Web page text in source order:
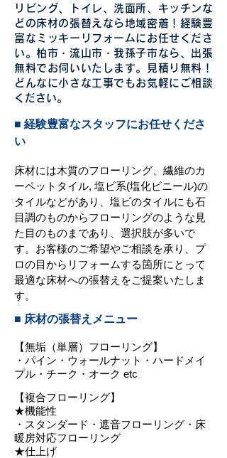
リビング、トイレ、洗面所、キッチンな
どの床材の張替えなら地域密着！経験豊
富なミッキーリフォームにお任せくださ
い。柏市・流山市・我孫子市なら、出張
無料でお伺いいたします。見積り無料！
どんなに小さな工事でもお気軽にご相談
ください。
■ 経験豊富なスタッフにお任せくださ
い
床材には木質のフローリング、繊維のカ
ーペットタイル, 塩ビ系(塩化ビニール)の
タイルなどがあり、塩ビのタイルにも石
目調のものからフローリングのような見
た目のものまであり、選択肢が多いで
す。お客様のご希望やご相談を承り、プ
ロの目からリフォームする箇所にとって
最適な床材への張替えをご提案いたしま
す。
■ 床材の張替えメニュー
【無垢（単層）フローリング】
・パイン・ウォールナット・ハードメイ
プル・チーク・オーク etc
【複合フローリング】
★機能性
・スタンダード・遮音フローリング・床
暖房対応フローリング
★仕上げ